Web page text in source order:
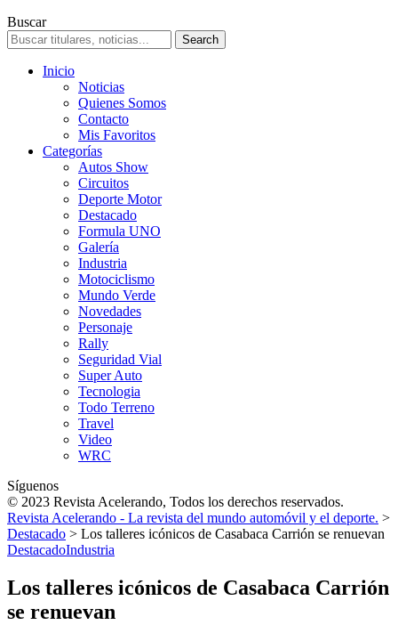
Buscar
Inicio
Noticias
Quienes Somos
Contacto
Mis Favoritos
Categorías
Autos Show
Circuitos
Deporte Motor
Destacado
Formula UNO
Galería
Industria
Motociclismo
Mundo Verde
Novedades
Personaje
Rally
Seguridad Vial
Super Auto
Tecnologia
Todo Terreno
Travel
Video
WRC
Síguenos
© 2023 Revista Acelerando, Todos los derechos reservados.
Revista Acelerando - La revista del mundo automóvil y el deporte. >
Destacado > Los talleres icónicos de Casabaca Carrión se renuevan
DestacadoIndustria
Los talleres icónicos de Casabaca Carrión
se renuevan